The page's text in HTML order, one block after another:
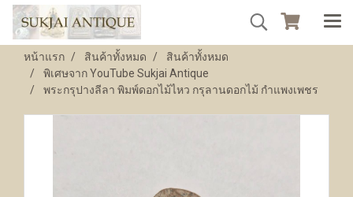
หน้าแรก สินค้าทั้งหมด
สินค้าทั้งหมด
พิเศษจาก YouTube Sukjai Antique
พระกรุปางลีลา พิมพ์ดอกไม้ไหว กรุลานดอกไม้ กำแพงเพชร